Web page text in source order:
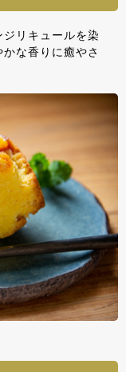
リキュールを染
な香りに癒やさ